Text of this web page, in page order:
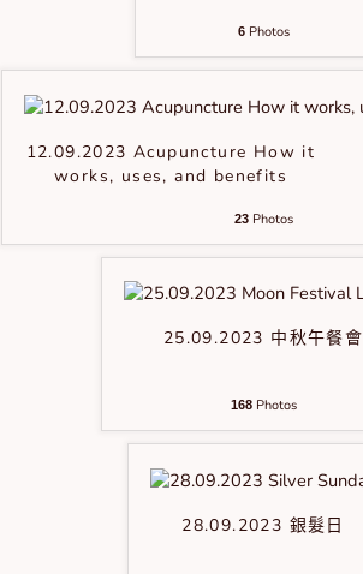
6Photos
12.09.2023 Acupuncture How it
works, uses, and benefits
23Photos
25.09.2023 中秋午餐會
168Photos
28.09.2023 銀髮日